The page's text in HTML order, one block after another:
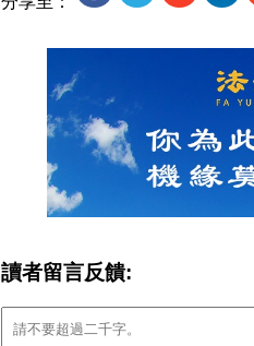
讀者留言反饋: